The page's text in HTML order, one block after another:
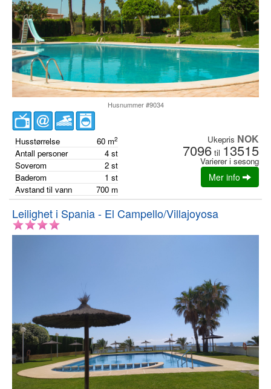
Husnummer #9034
Husstørrelse 60 m2
Antall personer 4 st
Soverom
2 st
Baderom
1 st
Avstand til vann
700 m
Ukepris NOK
7096 til 13515
Varierer i sesong
Mer info
Leilighet i Spania - El Campello/Villajoyosa